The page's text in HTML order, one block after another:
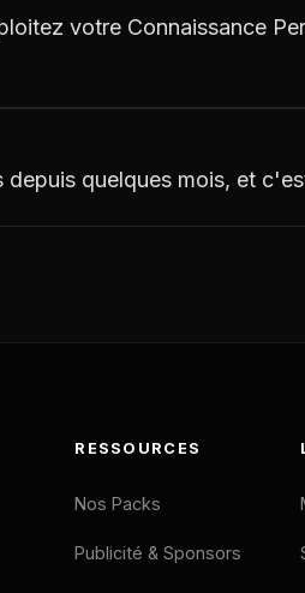
votre Connaissance
quelques mois, et
RESSOURCES
Nos Packs
Publicité & Sponsors